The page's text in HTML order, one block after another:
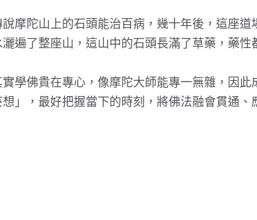
說摩陀山上的石頭能治百病，幾十年後，這座
灑遍了整座山，這山中的石頭長滿了草藥，藥性
實學佛貴在專心，像摩陀大師能專一無雜，因
想」，最好把握當下的時刻，將佛法融會貫通、